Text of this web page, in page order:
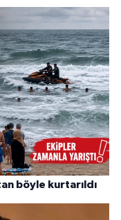
böyle kurtarıldı